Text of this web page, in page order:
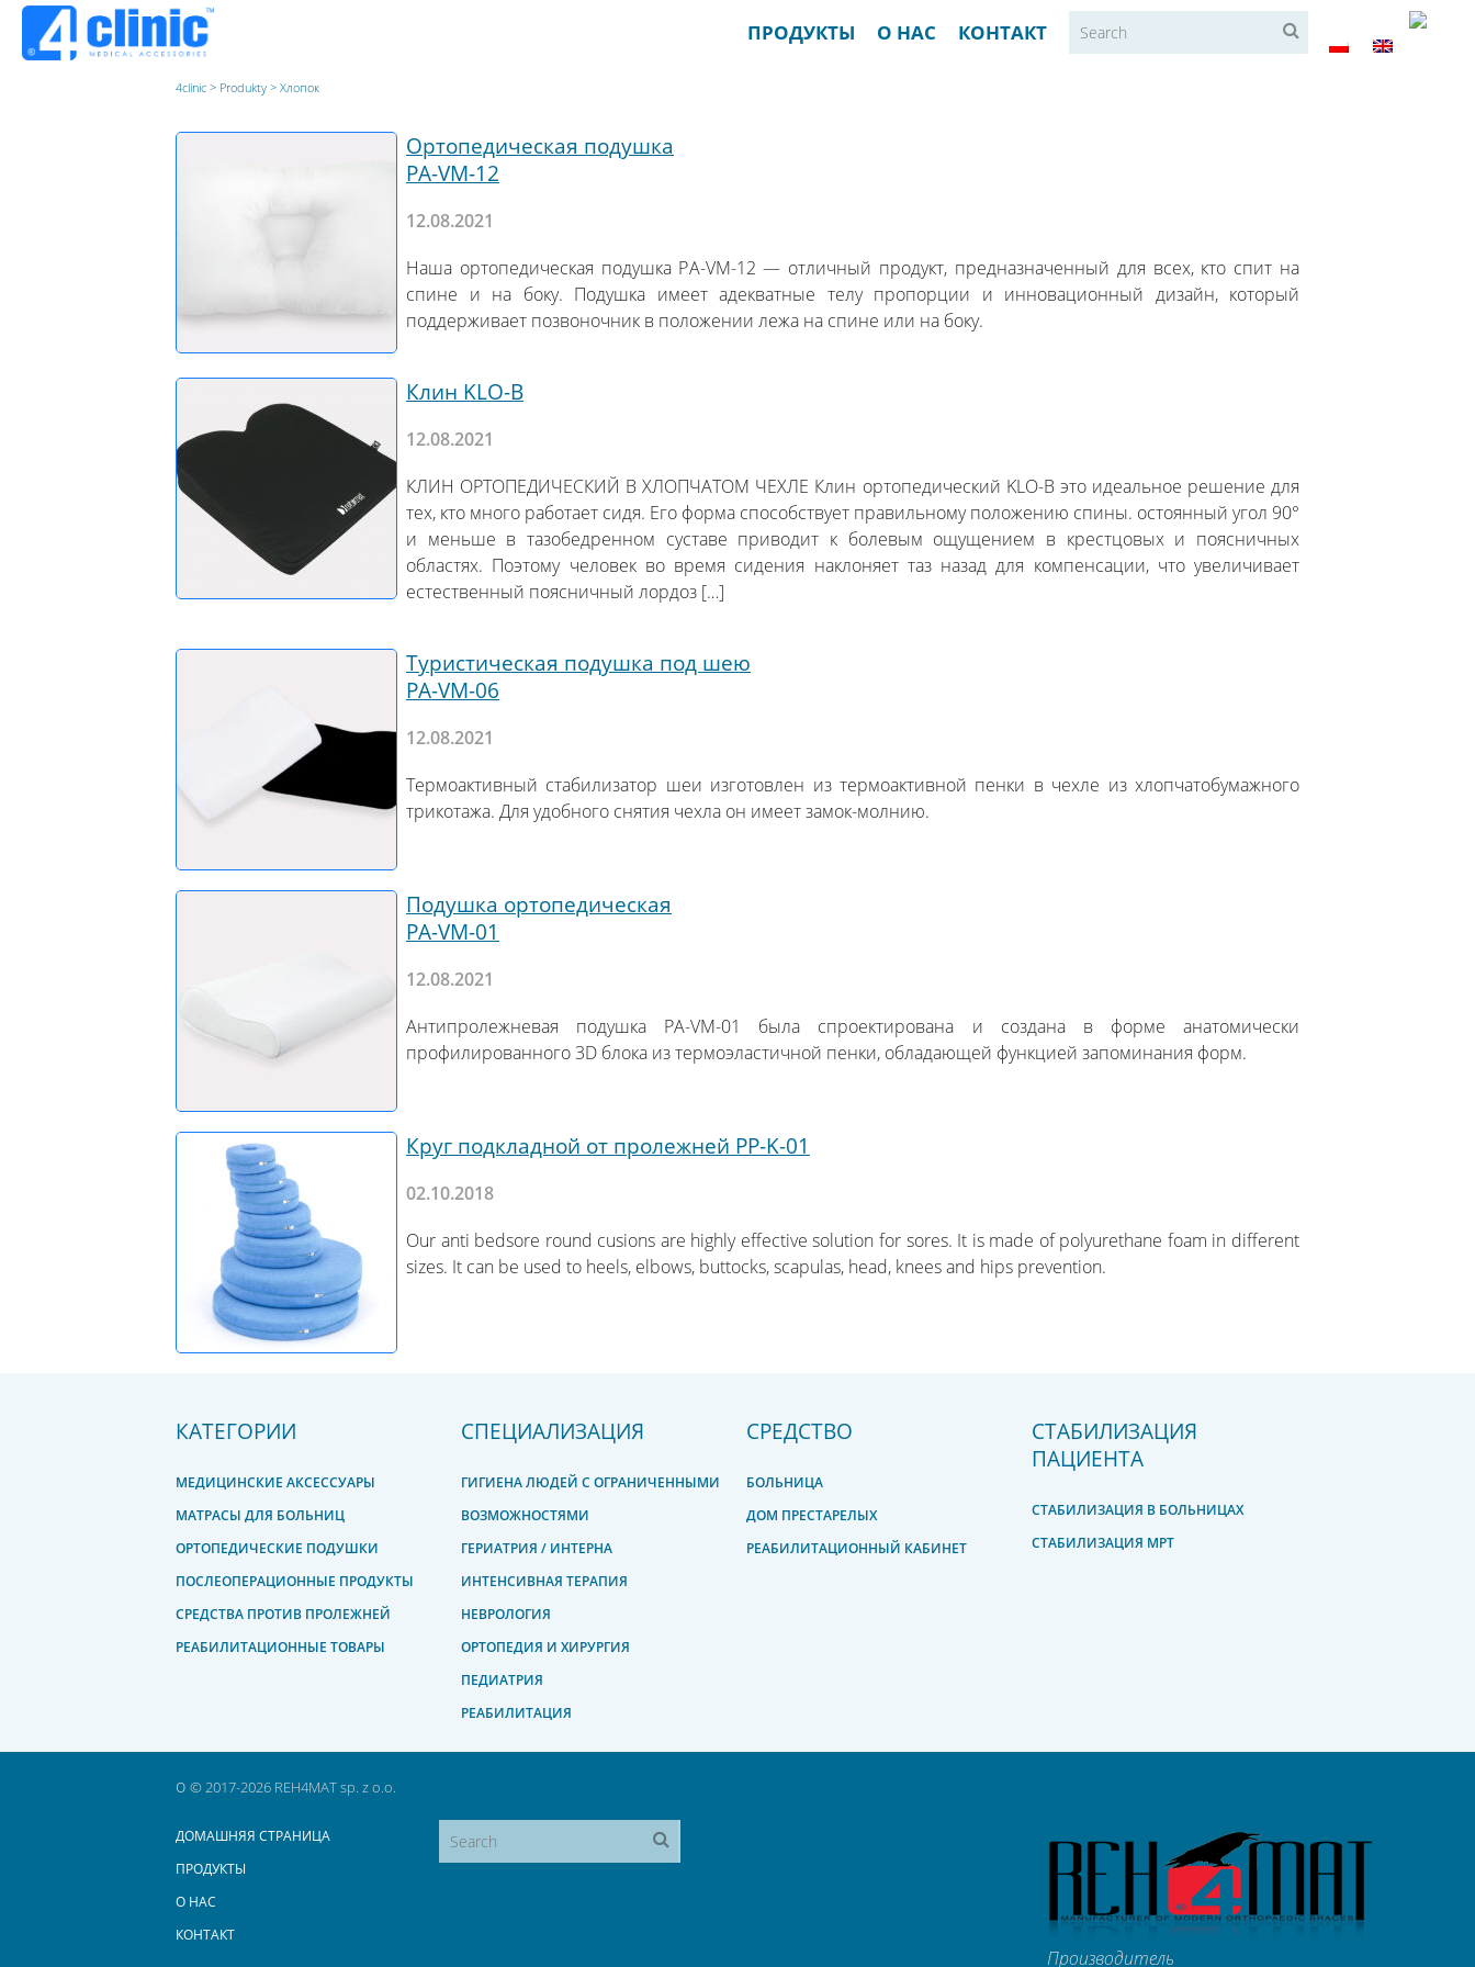
ПРОДУКТЫ О НАС КОНТАКТ
4clinic > Produkty > Хлопок
Ортопедическая подушка
PA-VM-12
12.08.2021
Наша ортопедическая подушка PA-VM-12 — отличный продукт, предназначенный для всех, кто спит на
спине и на боку. Подушка имеет адекватные телу пропорции и инновационный дизайн, который
поддерживает позвоночник в положении лежа на спине или на боку.
Клин KLO-B
12.08.2021
КЛИН ОРТОПЕДИЧЕСКИЙ В ХЛОПЧАТОМ ЧЕХЛЕ Клин ортопедический KLO-B это идеальное решение для
тех, кто много работает сидя. Его форма способствует правильному положению спины. остоянный угол 90°
и меньше в тазобедренном суставе приводит к болевым ощущением в крестцовых и поясничных
областях. Поэтому человек во время сидения наклоняет таз назад для компенсации, что увеличивает
естественный поясничный лордоз […]
Туристическая подушка под шею
PA-VM-06
12.08.2021
Термоактивный стабилизатор шеи изготовлен из термоактивной пенки в чехле из хлопчатобумажного
трикотажа. Для удобного снятия чехла он имеет замок-молнию.
Подушка ортопедическая
PA-VM-01
12.08.2021
Антипролежневая подушка PA-VM-01 была спроектирована и создана в форме анатомически
профилированного 3D блока из термоэластичной пенки, обладающей функцией запоминания форм.
Круг подкладной от пролежней PP-K-01
02.10.2018
Our anti bedsore round cusions are highly effective solution for sores. It is made of polyurethane foam in different
sizes. It can be used to heels, elbows, buttocks, scapulas, head, knees and hips prevention.
КАТЕГОРИИ
МЕДИЦИНСКИЕ АКСЕССУАРЫ
МАТРАСЫ ДЛЯ БОЛЬНИЦ
ОРТОПЕДИЧЕСКИЕ ПОДУШКИ
ПОСЛЕОПЕРАЦИОННЫЕ ПРОДУКТЫ
СРЕДСТВА ПРОТИВ ПРОЛЕЖНЕЙ
РЕАБИЛИТАЦИОННЫЕ ТОВАРЫ
СПЕЦИАЛИЗАЦИЯ
ГИГИЕНА ЛЮДЕЙ С ОГРАНИЧЕННЫМИ
ВОЗМОЖНОСТЯМИ
ГЕРИАТРИЯ / ИНТЕРНА
ИНТЕНСИВНАЯ ТЕРАПИЯ
НЕВРОЛОГИЯ
ОРТОПЕДИЯ И ХИРУРГИЯ
ПЕДИАТРИЯ
РЕАБИЛИТАЦИЯ
СРЕДСТВО
БОЛЬНИЦА
ДОМ ПРЕСТАРЕЛЫХ
РЕАБИЛИТАЦИОННЫЙ КАБИНЕТ
СТАБИЛИЗАЦИЯ
ПАЦИЕНТА
СТАБИЛИЗАЦИЯ В БОЛЬНИЦАХ
СТАБИЛИЗАЦИЯ МРТ
o © 2017-2026 REH4MAT sp. z o.o.
ДОМАШНЯЯ СТРАНИЦА
ПРОДУКТЫ
О НАС
КОНТАКТ
Производитель